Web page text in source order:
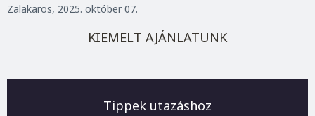
Zalakaros, 2025. október 07.
KIEMELT AJÁNLATUNK
Tippek utazáshoz